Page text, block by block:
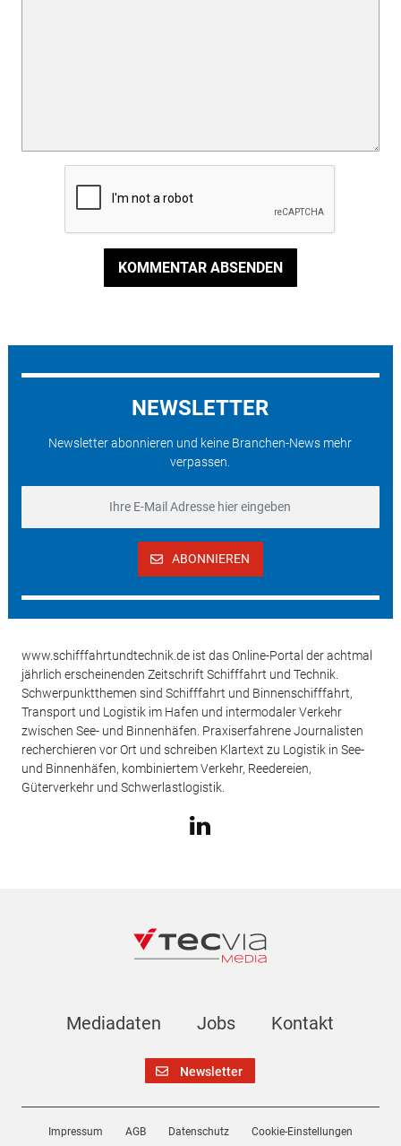
KOMMENTAR ABSENDEN
NEWSLETTER
Newsletter abonnieren und keine Branchen-News mehr
verpassen.
ABONNIEREN
www.schifffahrtundtechnik.de ist das Online-Portal der achtmal
jährlich erscheinenden Zeitschrift Schifffahrt und Technik.
Schwerpunktthemen sind Schifffahrt und Binnenschifffahrt,
Transport und Logistik im Hafen und intermodaler Verkehr
zwischen See- und Binnenhäfen. Praxiserfahrene Journalisten
recherchieren vor Ort und schreiben Klartext zu Logistik in See-
und Binnenhäfen, kombiniertem Verkehr, Reedereien,
Güterverkehr und Schwerlastlogistik.
Mediadaten Jobs Kontakt
Newsletter
Impressum AGB Datenschutz Cookie-Einstellungen